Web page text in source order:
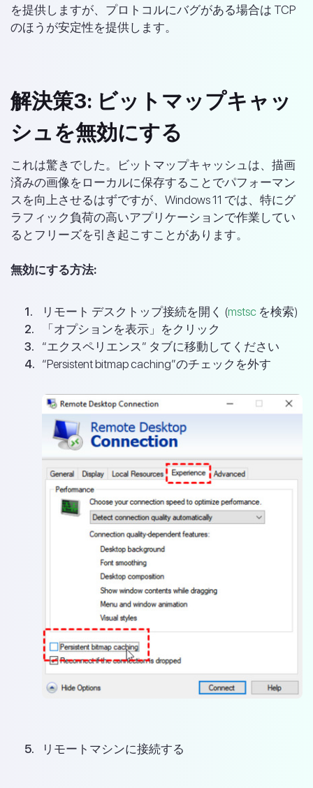
を提供しますが、プロトコルにバグがある場合は TCP
のほうが安定性を提供します。
解決策3: ビットマップキャッ
シュを無効にする
これは驚きでした。ビットマップキャッシュは、描画
済みの画像をローカルに保存することでパフォーマン
スを向上させるはずですが、Windows 11 では、特にグ
ラフィック負荷の高いアプリケーションで作業してい
るとフリーズを引き起こすことがあります。
無効にする方法:
リモート デスクトップ接続を開く (mstsc を検索)
「オプションを表示」をクリック
“エクスペリエンス” タブに移動してください
“Persistent bitmap caching”のチェックを外す
リモートマシンに接続する